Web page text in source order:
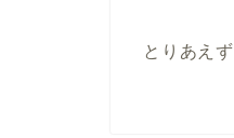
とりあえ